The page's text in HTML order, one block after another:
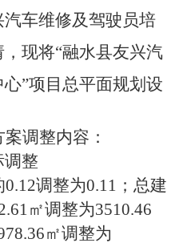
车维修及驾驶员培
现将“融水县友兴汽
”项目总平面规划设
调整内容：
调整
调整为0.11；总建
㎡调整为3510.46
㎡调整为